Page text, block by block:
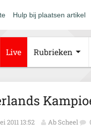
Hulp bij plaatsen artikel
Live Rubrieken
2011 13:52 Ab Scheel